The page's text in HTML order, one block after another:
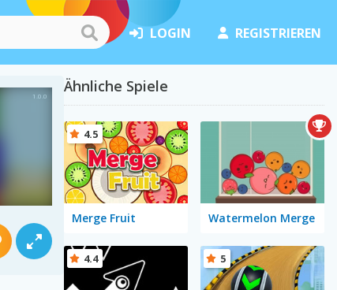
LOGIN REGISTRIEREN
Ähnliche Spiele
Merge Fruit
4.5
Watermelon Merge
4.4 5